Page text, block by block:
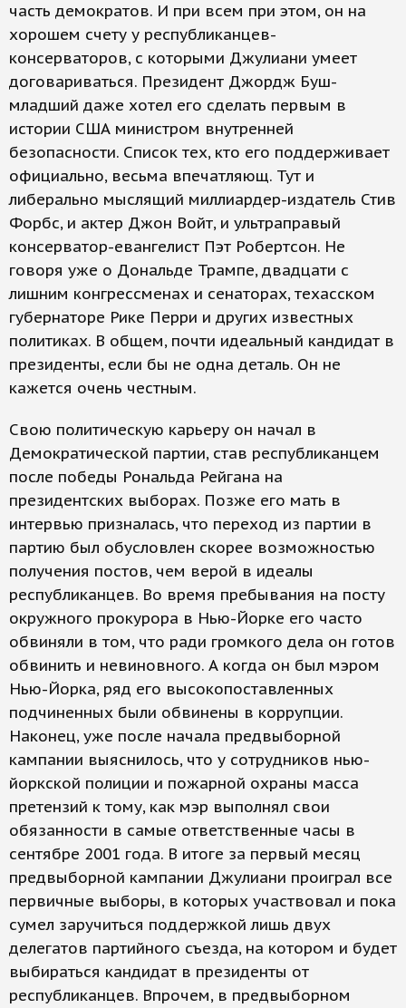
часть демократов. И при всем при этом, он на
хорошем счету у республиканцев-
консерваторов, с которыми Джулиани умеет
договариваться. Президент Джордж Буш-
младший даже хотел его сделать первым в
истории США министром внутренней
безопасности. Список тех, кто его поддерживает
официально, весьма впечатляющ. Тут и
либерально мыслящий миллиардер-издатель Стив
Форбс, и актер Джон Войт, и ультраправый
консерватор-евангелист Пэт Робертсон. Не
говоря уже о Дональде Трампе, двадцати с
лишним конгрессменах и сенаторах, техасском
губернаторе Рике Перри и других известных
политиках. В общем, почти идеальный кандидат в
президенты, если бы не одна деталь. Он не
кажется очень честным.
Свою политическую карьеру он начал в
Демократической партии, став республиканцем
после победы Рональда Рейгана на
президентских выборах. Позже его мать в
интервью призналась, что переход из партии в
партию был обусловлен скорее возможностью
получения постов, чем верой в идеалы
республиканцев. Во время пребывания на посту
окружного прокурора в Нью-Йорке его часто
обвиняли в том, что ради громкого дела он готов
обвинить и невиновного. А когда он был мэром
Нью-Йорка, ряд его высокопоставленных
подчиненных были обвинены в коррупции.
Наконец, уже после начала предвыборной
кампании выяснилось, что у сотрудников нью-
йоркской полиции и пожарной охраны масса
претензий к тому, как мэр выполнял свои
обязанности в самые ответственные часы в
сентябре 2001 года. В итоге за первый месяц
предвыборной кампании Джулиани проиграл все
первичные выборы, в которых участвовал и пока
сумел заручиться поддержкой лишь двух
делегатов партийного съезда, на котором и будет
выбираться кандидат в президенты от
республиканцев. Впрочем, в предвыборном